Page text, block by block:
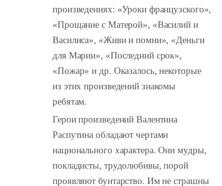
произведениях: «Уроки французского»,
«Прощание с Матерой», «Василий и
Василиса», «Живи и помни», «Деньги
для Марии», «Последний срок»,
«Пожар» и др. Оказалось, некоторые
из этих произведений знакомы
ребятам.
Герои произведений Валентина
Распутина обладают чертами
национального характера. Они мудры,
покладисты, трудолюбивы, порой
проявляют бунтарство. Им не страшны